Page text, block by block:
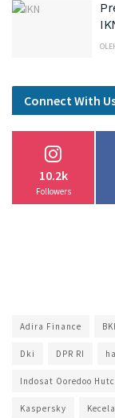
Connect With
10.2k
Followers
Adira Finance
Dki DPR RI
Indosat Ooredoo
Kaspersky